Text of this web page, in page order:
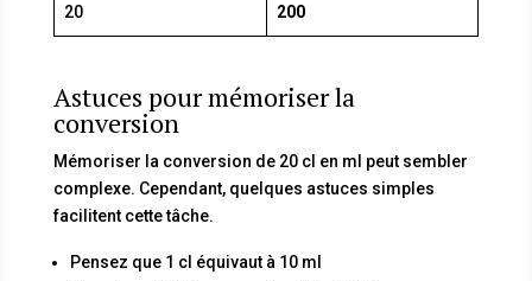
20 200
Astuces pour mémoriser la
conversion
Mémoriser la conversion de 20 cl en ml peut sembler
complexe. Cependant, quelques astuces simples
facilitent cette tâche.
Pensez que 1 cl équivaut à 10 ml